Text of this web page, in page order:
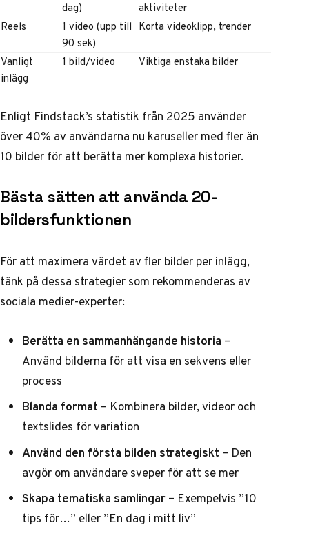
dag)
aktiviteter
Reels
1 video (upp till
90 sek)
Korta videoklipp, trender
Vanligt
inlägg
1 bild/video Viktiga enstaka bilder
Enligt Findstack’s statistik från 2025 använder
över 40% av användarna nu karuseller med fler än
10 bilder för att berätta mer komplexa historier.
Bästa sätten att använda 20-
bildersfunktionen
För att maximera värdet av fler bilder per inlägg,
tänk på dessa strategier som rekommenderas av
sociala medier-experter:
Berätta en sammanhängande historia –
Använd bilderna för att visa en sekvens eller
process
Blanda format – Kombinera bilder, videor och
textslides för variation
Använd den första bilden strategiskt – Den
avgör om användare sveper för att se mer
Skapa tematiska samlingar– Exempelvis ”10
tips för…” eller ”En dag i mitt liv”